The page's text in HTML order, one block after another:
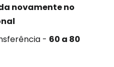
novamente no
- 60 a 80